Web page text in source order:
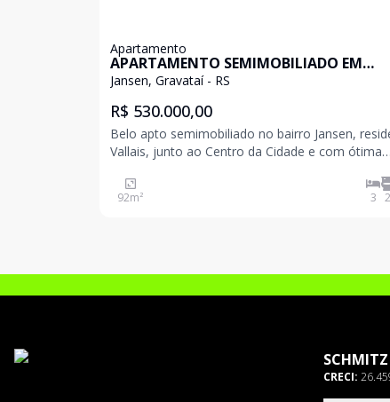
Apartamento
APARTAMENTO SEMIMOBILIADO EM
GRAVATAÍ
Jansen, Gravataí - RS
R$ 530.000,00
Belo apto semimobiliado no bairro Jansen,
Vallais, junto ao Centro da Cidade e com ótima
distribuídos em: * 3 Dormitórios (1 suíte); * Sala de
estar e jantar; * Cozinha planejada; * Área de s
92m² 3 2
CRECI: